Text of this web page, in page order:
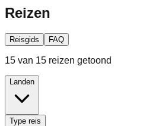
Reizen
Reisgids FAQ
15 van 15 reizen getoond
Landen
Type reis